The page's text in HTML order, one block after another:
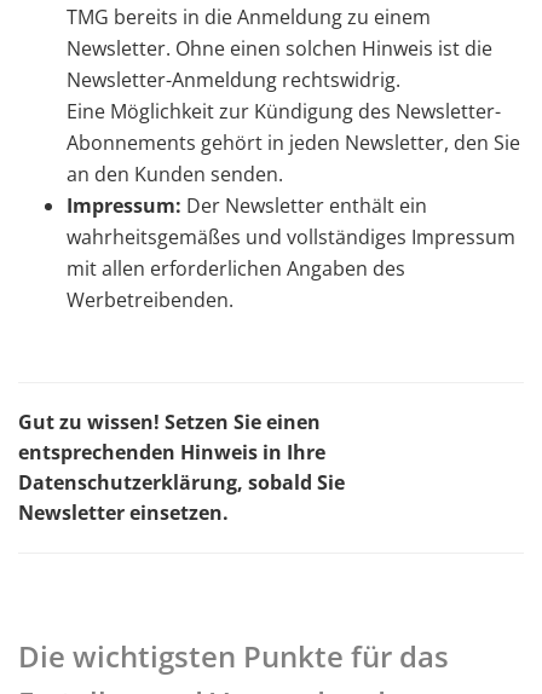
TMG bereits in die Anmeldung zu einem
Newsletter. Ohne einen solchen Hinweis ist die
Newsletter-Anmeldung rechtswidrig.
Eine Möglichkeit zur Kündigung des Newsletter-
Abonnements gehört in jeden Newsletter, den Sie
an den Kunden senden.
Impressum: Der Newsletter enthält ein
wahrheitsgemäßes und vollständiges Impressum
mit allen erforderlichen Angaben des
Werbetreibenden.
Gut zu wissen! Setzen Sie einen
entsprechenden Hinweis in Ihre
Datenschutzerklärung, sobald Sie
Newsletter einsetzen.
Die wichtigsten Punkte für das